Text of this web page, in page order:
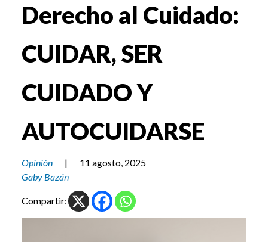
Derecho al Cuidado:
CUIDAR, SER
CUIDADO Y
AUTOCUIDARSE
Opinión |
11 agosto, 2025
Gaby Bazán
Compartir: